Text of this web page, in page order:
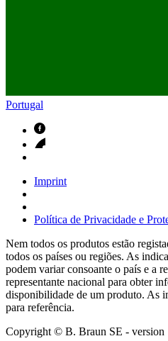
Portugal
Imprint
Política de Privacidade e
Nem todos os produtos estão
todos os países ou regiões. As
podem variar consoante o país e a
representante nacional para obter
disponibilidade de um produto. As
para referência.
Copyright © B. Braun SE - version